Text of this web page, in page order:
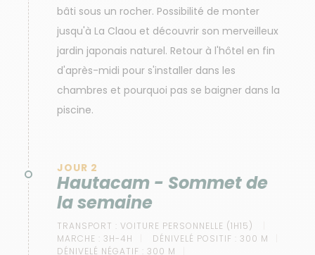
bâti sous un rocher. Possibilité de monter
jusqu'à La Claou et découvrir son merveilleux
jardin japonais naturel. Retour à l'hôtel en fin
d'après-midi pour s'installer dans les
chambres et pourquoi pas se baigner dans la
piscine.
JOUR 2
Hautacam - Sommet de
la semaine
TRANSPORT : VOITURE PERSONNELLE (1H15)
MARCHE : 3H-4H DÉNIVELÉ POSITIF : 300 M
DÉNIVELÉ NÉGATIF : 300 M